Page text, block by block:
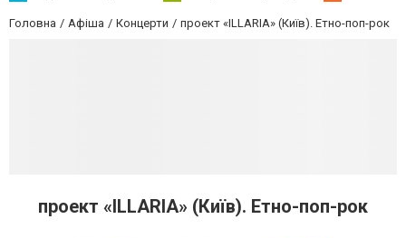
Головна Афіша Концерти проект «ILLARIA» (Київ). Етно-поп-рок
проект «ILLARIA» (Київ). Етно-поп-рок